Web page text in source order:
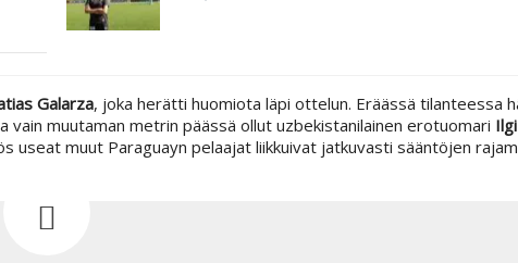
Galarza, joka herätti huomiota läpi ottelun. Eräässä tilanteessa
vain muutaman metrin päässä ollut uzbekistanilainen erotuomari
useat muut Paraguayn pelaajat liikkuivat jatkuvasti sääntöjen